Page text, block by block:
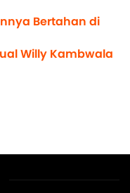
Bertahan di
Willy Kambwala